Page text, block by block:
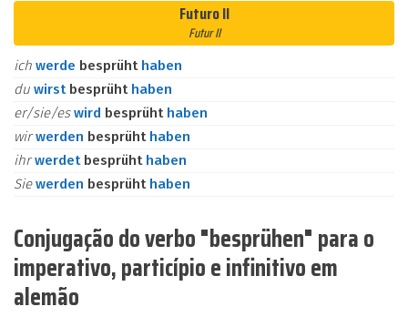
Futuro II
Futur II
ich werde besprüht haben
du wirst besprüht haben
er/sie/eswird besprüht haben
wirwerden besprüht haben
ihrwerdet besprüht haben
Siewerden besprüht haben
Conjugação do verbo "besprühen" para o
imperativo, particípio e infinitivo em
alemão